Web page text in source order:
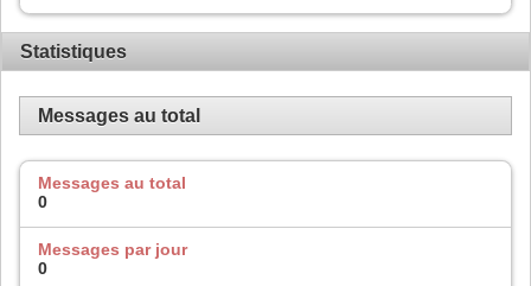
Statistiques
Messages au total
Messages au total
0
Messages par jour
0